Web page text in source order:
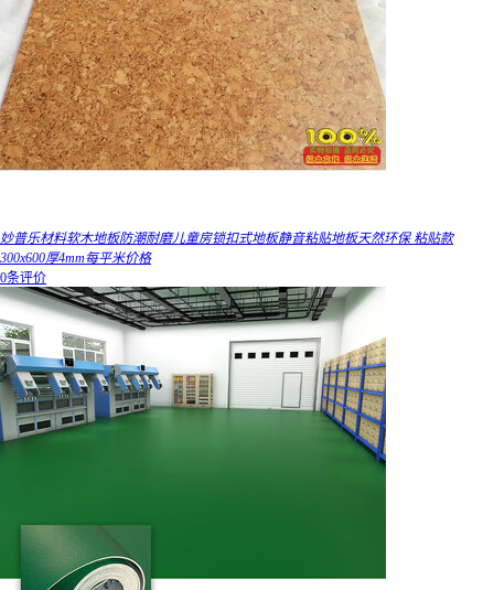
妙普乐材料软木地板防潮耐磨儿童房锁扣式地板静音粘贴地板天然环保 粘贴款
300x600厚4mm每平米价格
0条评价